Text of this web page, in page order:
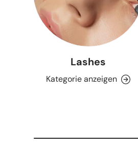
Lashes
Kategorie anzeigen